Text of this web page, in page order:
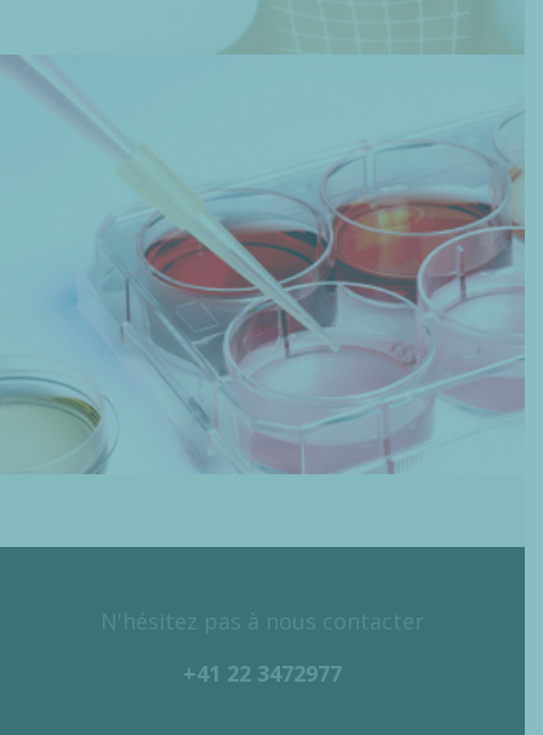
N'hésitez pas à nous contacter
+41 22 3472977